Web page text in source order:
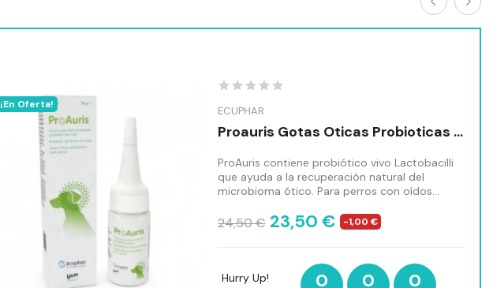
¡En Oferta!
ECUPHAR
Proauris Gotas Oticas Probioticas 20 Ml
ProAuris contiene probiótico vivo Lactobacilli
que ayuda a la recuperación natural del
microbioma ótico. Para perros con oídos
después de un tratamiento con
antimicrobianos.
24,50 € 23,50 € -1,00 €
Hurry Up!
0 0 0